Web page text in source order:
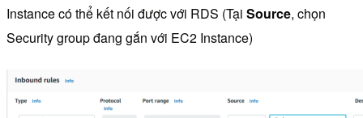
Instance có thể kết nối được với RDS (Tại Source, chọn
Security group đang gắn với EC2 Instance)